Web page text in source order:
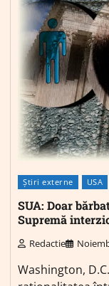
Știri externe USA
SUA: Doar
Supremă
Redactie
Washington,